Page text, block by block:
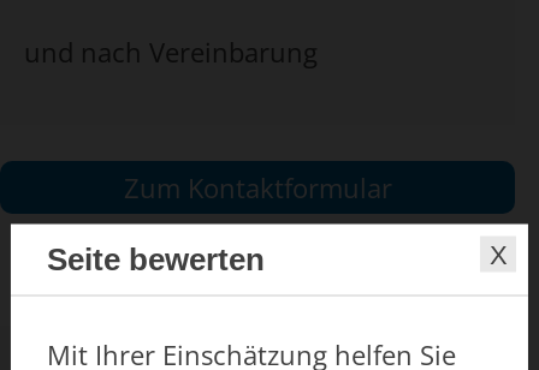
und nach Vereinbarung
Zum Kontaktformular
Seite bewerten
Mit Ihrer Einschätzung helfen Sie